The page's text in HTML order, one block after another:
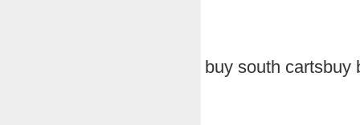
buy south cartsbuy